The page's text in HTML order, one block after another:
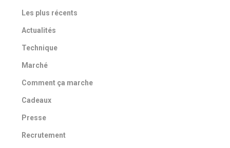
Les plus récents
Actualités
Technique
Marché
Comment ça marche
Cadeaux
Presse
Recrutement